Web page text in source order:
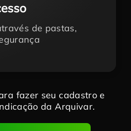
de pastas,
fazer seu cadastro e
da Arquivar.